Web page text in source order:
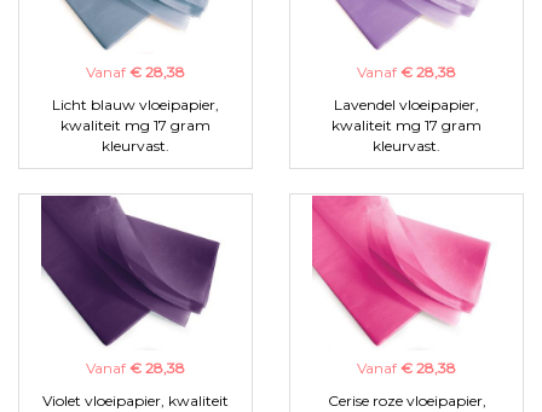
Vanaf € 28,38
Licht blauw vloeipapier,
kwaliteit mg 17 gram
kleurvast.
Vanaf € 28,38
Lavendel vloeipapier,
kwaliteit mg 17 gram
kleurvast.
Vanaf € 28,38
Violet vloeipapier, kwaliteit
Vanaf € 28,38
Cerise roze vloeipapier,